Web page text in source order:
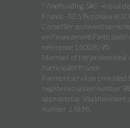
WineFunding SAS · 4 quai
France · RCS Bordeaux
Conseiller en
en Financement Participatif
reference 15003095
Member of the professional
Participatif France
Payment services provided
registered under number
approved as "établissement
number 17838.